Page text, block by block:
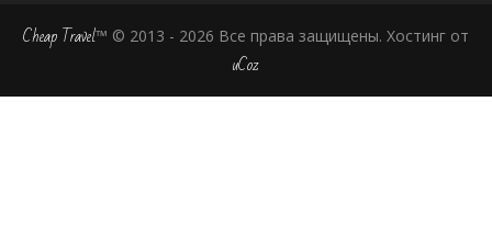
Cheap Travel™ © 2013 - 2026 Все права защищены. Хостинг от
uCoz